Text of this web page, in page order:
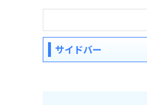
サイドバー